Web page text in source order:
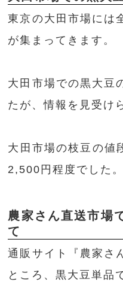
東京の大田市場には
が集まってきます。
大田市場での黒大豆
たが、情報を見受け
大田市場の枝豆の値
2,500円程度でした。
農家さん直送市場
て
通販サイト『農家さ
ところ、黒大豆単品